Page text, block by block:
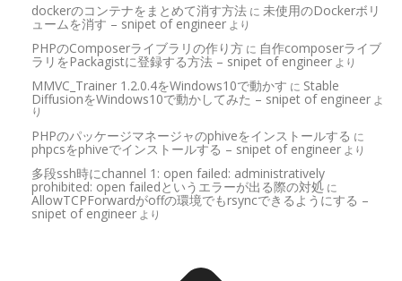
dockerのコンテナをまとめて消す方法 に 未使用のDockerボリ
ュームを消す – snipet of engineer より
PHPのComposerライブラリの作り方 に 自作composerライブ
ラリをPackagistに登録する方法 – snipet of engineer より
MMVC_Trainer 1.2.0.4をWindows10で動かす に Stable
DiffusionをWindows10で動かしてみた – snipet of engineer よ
り
PHPのパッケージマネージャのphiveをインストールする に
phpcsをphiveでインストールする – snipet of engineer より
多段ssh時にchannel 1: open failed: administratively
prohibited: open failedというエラーが出る際の対処 に
AllowTCPForwardがoffの環境でもrsyncできるようにする –
snipet of engineer より